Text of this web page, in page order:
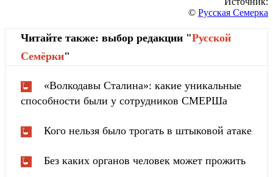
© Русская Семерка
Читайте также: выбор редакции "Русской
Cемёрки"
«Волкодавы Сталина»: какие уникальные
способности были у сотрудников СМЕРШа
Кого нельзя было трогать в штыковой атаке
Без каких органов человек может прожить